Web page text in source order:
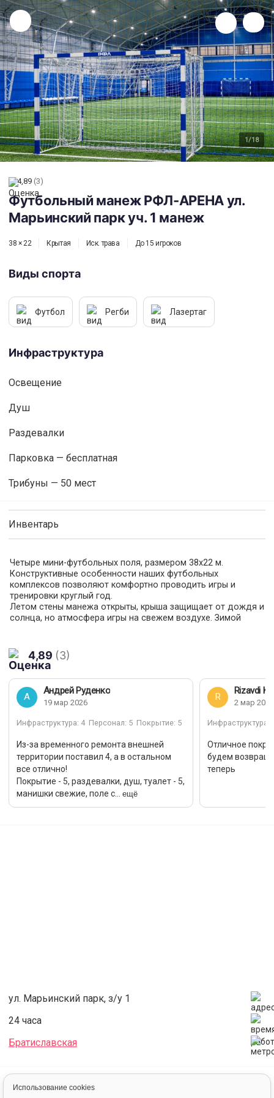
Использование cookies
1 /18
Футбольный манеж РФЛ-АРЕНА ул. Марьинский парк уч. 1 манеж
4,89 (3)
Футбольный манеж РФЛ-АРЕНА ул.
Марьинский парк уч. 1 манеж
38 × 22 Крытая Иск. трава До 15 игроков
Виды спорта
Футбол Регби Лазертаг
Инфраструктура
Освещениe
Душ
Раздевалки
Парковка — бесплатная
Трибуны — 50 мест
Инвентарь
Четыре мини-футбольных поля, размером 38х22 м.
Конструктивные особенности наших футбольных
комплексов позволяют комфортно проводить игры и
тренировки круглый год.
Летом стены манежа открыты, крыша защищает от дождя и
солнца, но атмосфера игры на свежем воздухе. Зимой
На каждом объекте есть: раздевалки, манишки, мячи (мяч и
комплект манишек входит в стоимость аренды поля),
отличная искусственная трава последнего поколения,
трибуны для болельщиков, электронное табло со
временем и счетом матча.
Внимание: на наших объектах запрещено играть в любых
видах бутс.
4,89 (3)
А
Андрей Руденко
19 мар 2026
Инфраструктура: 4 Персонал: 5 Покрытие: 5
Из-за временного ремонта внешней
территории поставил 4, а в остальном
все отлично!
Покрытие - 5, раздевалки, душ, туалет - 5,
манишки свежие, поле с... ещё
R
Rizavdi
2 мар 2026
Инфраструктура
Отличное
будем
теперь
ул. Марьинский парк, з/у 1
24 часа
Братиславская